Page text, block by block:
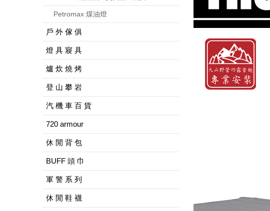
Petromax 煤油燈
戶 外 傢 俱
燈 具 寢 具
爐 炊 燒 烤
登 山 攀 岩
汽 機 車 百 貨
720 armour
休 閒 背 包
BUFF 頭 巾
軍 警 系 列
休 閒 鞋 襪